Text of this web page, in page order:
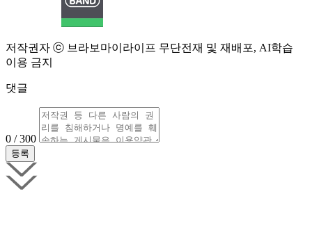
저작권자 ⓒ 브라보마이라이프 무단전재 및 재배포, AI학습
이용 금지
댓글
0 / 300